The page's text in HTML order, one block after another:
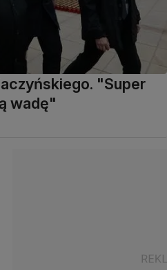
"Super
wadę"